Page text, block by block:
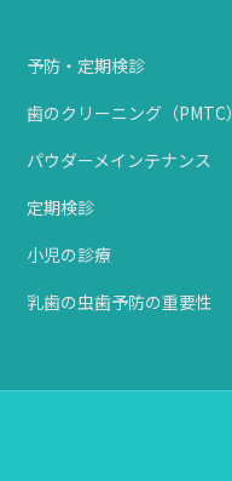
予防・定期検診
歯のクリーニング（PMTC）
パウダーメインテナンス
定期検診
小児の診療
乳歯の虫歯予防の重要性